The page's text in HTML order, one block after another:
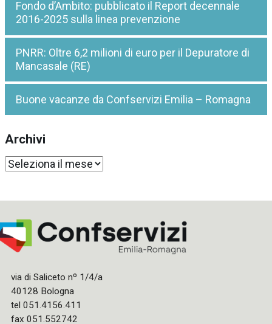
Fondo d’Ambito: pubblicato il Report decennale
2016-2025 sulla linea prevenzione
PNRR: Oltre 6,2 milioni di euro per il Depuratore di
Mancasale (RE)
Buone vacanze da Confservizi Emilia – Romagna
Archivi
Archivi
via di Saliceto nº 1/4/a
40128 Bologna
tel 051.4156.411
fax 051.552742